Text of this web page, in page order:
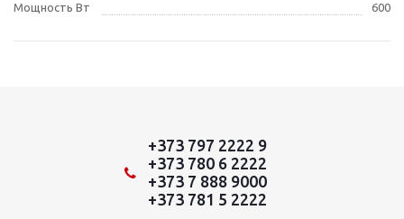
Мощность Вт
600
+373 797 2222 9
+373 780 6 2222
+373 7 888 9000
+373 781 5 2222